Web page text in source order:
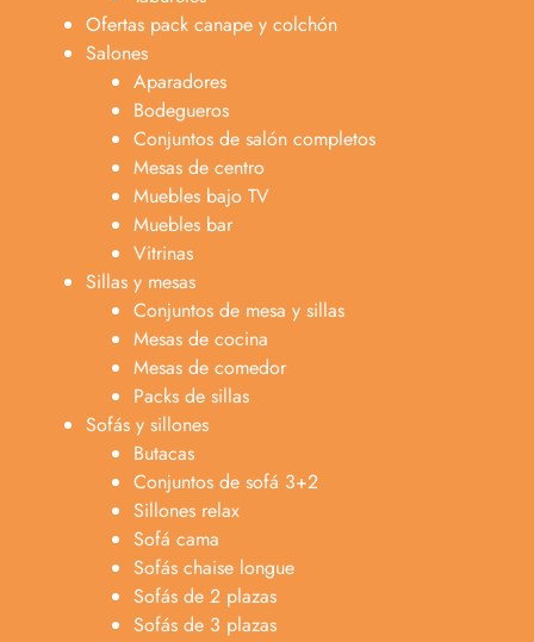
Ofertas pack canape y colchón
Salones
Aparadores
Bodegueros
Conjuntos de salón completos
Mesas de centro
Muebles bajo TV
Muebles bar
Vitrinas
Sillas y mesas
Conjuntos de mesa y sillas
Mesas de cocina
Mesas de comedor
Packs de sillas
Sofás y sillones
Butacas
Conjuntos de sofá 3+2
Sillones relax
Sofá cama
Sofás chaise longue
Sofás de 2 plazas
Sofás de 3 plazas